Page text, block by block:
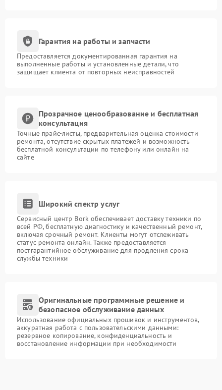
Гарантия на работы и запчасти
Предоставляется документированная гарантия на
выполненные работы и установленные детали, что
защищает клиента от повторных неисправностей
Прозрачное ценообразование и бесплатная
консультация
Точные прайс-листы, предварительная оценка стоимости
ремонта, отсутствие скрытых платежей и возможность
бесплатной консультации по телефону или онлайн на
сайте
Широкий спектр услуг
Сервисный центр Bork обеспечивает доставку техники по
всей РФ, бесплатную диагностику и качественный ремонт,
включая срочный ремонт. Клиенты могут отслеживать
статус ремонта онлайн. Также предоставляется
постгарантийное обслуживание для продления срока
службы техники
Оригинальные программные решение и
безопасное обслуживание данных
Использование официальных прошивок и инструментов,
аккуратная работа с пользовательскими данными:
резервное копирование, конфиденциальность и
восстановление информации при необходимости